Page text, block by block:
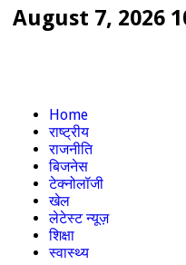
August 7, 2026
Home
राष्ट्रीय
राजनीति
बिजनेस
टेक्नोलॉजी
खेल
लेटेस्ट न्यूज़
शिक्षा
स्वास्थ्य